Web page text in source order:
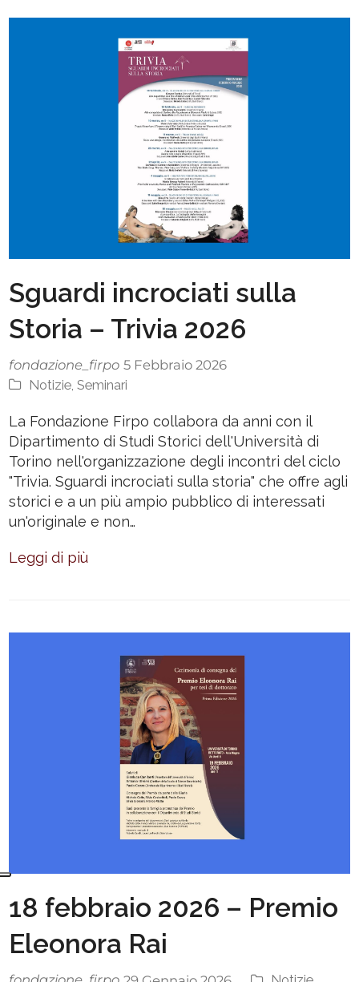
Sguardi incrociati sulla
Storia – Trivia 2026
5 Febbraio 2026
fondazione_firpo
Notizie ,Seminari
La Fondazione Firpo collabora da anni con il
Dipartimento di Studi Storici dell'Università di
Torino nell'organizzazione degli incontri del ciclo
"Trivia. Sguardi incrociati sulla storia" che offre agli
storici e a un più ampio pubblico di interessati
un'originale e non…
Leggi di più
18 febbraio 2026 – Premio
Eleonora Rai